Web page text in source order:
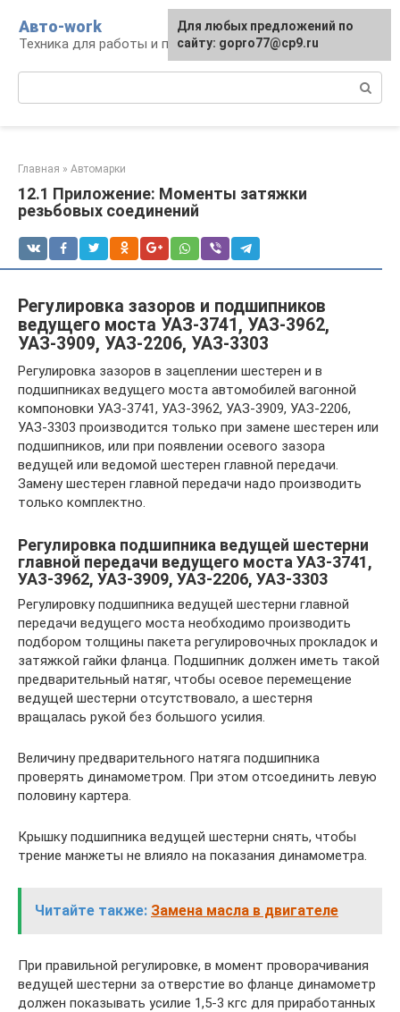
контенту
Авто-work
Техника для работы и перевозки грузов
Главная » Автомарки
12.1 Приложение: Моменты затяжки
резьбовых соединений
Регулировка зазоров и подшипников
ведущего моста УАЗ-3741, УАЗ-3962,
УАЗ-3909, УАЗ-2206, УАЗ-3303
Регулировка зазоров в зацеплении шестерен и в
подшипниках ведущего моста автомобилей вагонной
компоновки УАЗ-3741, УАЗ-3962, УАЗ-3909, УАЗ-2206,
УАЗ-3303 производится только при замене шестерен или
подшипников, или при появлении осевого зазора
ведущей или ведомой шестерен главной передачи.
Замену шестерен главной передачи надо производить
только комплектно.
Регулировка подшипника ведущей шестерни
главной передачи ведущего моста УАЗ-3741,
УАЗ-3962, УАЗ-3909, УАЗ-2206, УАЗ-3303
Регулировку подшипника ведущей шестерни главной
передачи ведущего моста необходимо производить
подбором толщины пакета регулировочных прокладок и
затяжкой гайки фланца. Подшипник должен иметь такой
предварительный натяг, чтобы осевое перемещение
ведущей шестерни отсутствовало, а шестерня
вращалась рукой без большого усилия.
Величину предварительного натяга подшипника
проверять динамометром. При этом отсоединить левую
половину картера.
Крышку подшипника ведущей шестерни снять, чтобы
трение манжеты не влияло на показания динамометра.
Читайте также: Замена масла в двигателе
При правильной регулировке, в момент проворачивания
ведущей шестерни за отверстие во фланце динамометр
должен показывать усилие 1,5-3 кгс для приработанных
Для любых предложений по
сайту: gopro77@cp9.ru